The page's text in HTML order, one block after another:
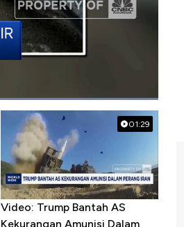
01:29
Video: Trump Bantah AS
Kekurangan Amunisi Dalam